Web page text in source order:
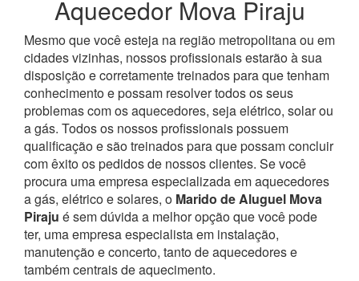
Aquecedor Mova Piraju
Mesmo que você esteja na região metropolitana ou em
cidades vizinhas, nossos profissionais estarão à sua
disposição e corretamente treinados para que tenham
conhecimento e possam resolver todos os seus
problemas com os aquecedores, seja elétrico, solar ou
a gás. Todos os nossos profissionais possuem
qualificação e são treinados para que possam concluir
com êxito os pedidos de nossos clientes. Se você
procura uma empresa especializada em aquecedores
a gás, elétrico e solares, o Marido de Aluguel Mova
Piraju é sem dúvida a melhor opção que você pode
ter, uma empresa especialista em instalação,
manutenção e concerto, tanto de aquecedores e
também centrais de aquecimento.